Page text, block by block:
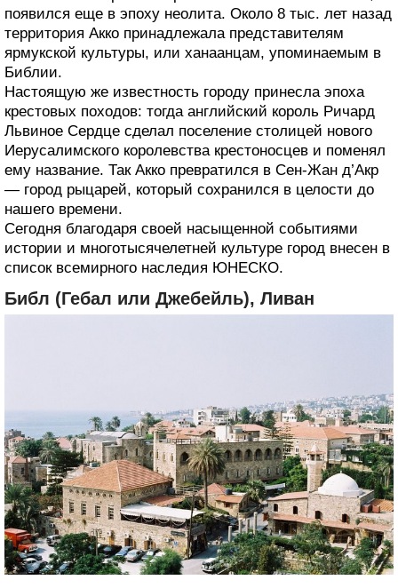
появился еще в эпоху неолита. Около 8 тыс. лет назад
территория Акко принадлежала представителям
ярмукской культуры, или ханаанцам, упоминаемым в
Библии.
Настоящую же известность городу принесла эпоха
крестовых походов: тогда английский король Ричард
Львиное Сердце сделал поселение столицей нового
Иерусалимского королевства крестоносцев и поменял
ему название. Так Акко превратился в Сен-Жан д’Акр
— город рыцарей, который сохранился в целости до
нашего времени.
Сегодня благодаря своей насыщенной событиями
истории и многотысячелетней культуре город внесен в
список всемирного наследия ЮНЕСКО.
Библ (Гебал или Джебейль), Ливан